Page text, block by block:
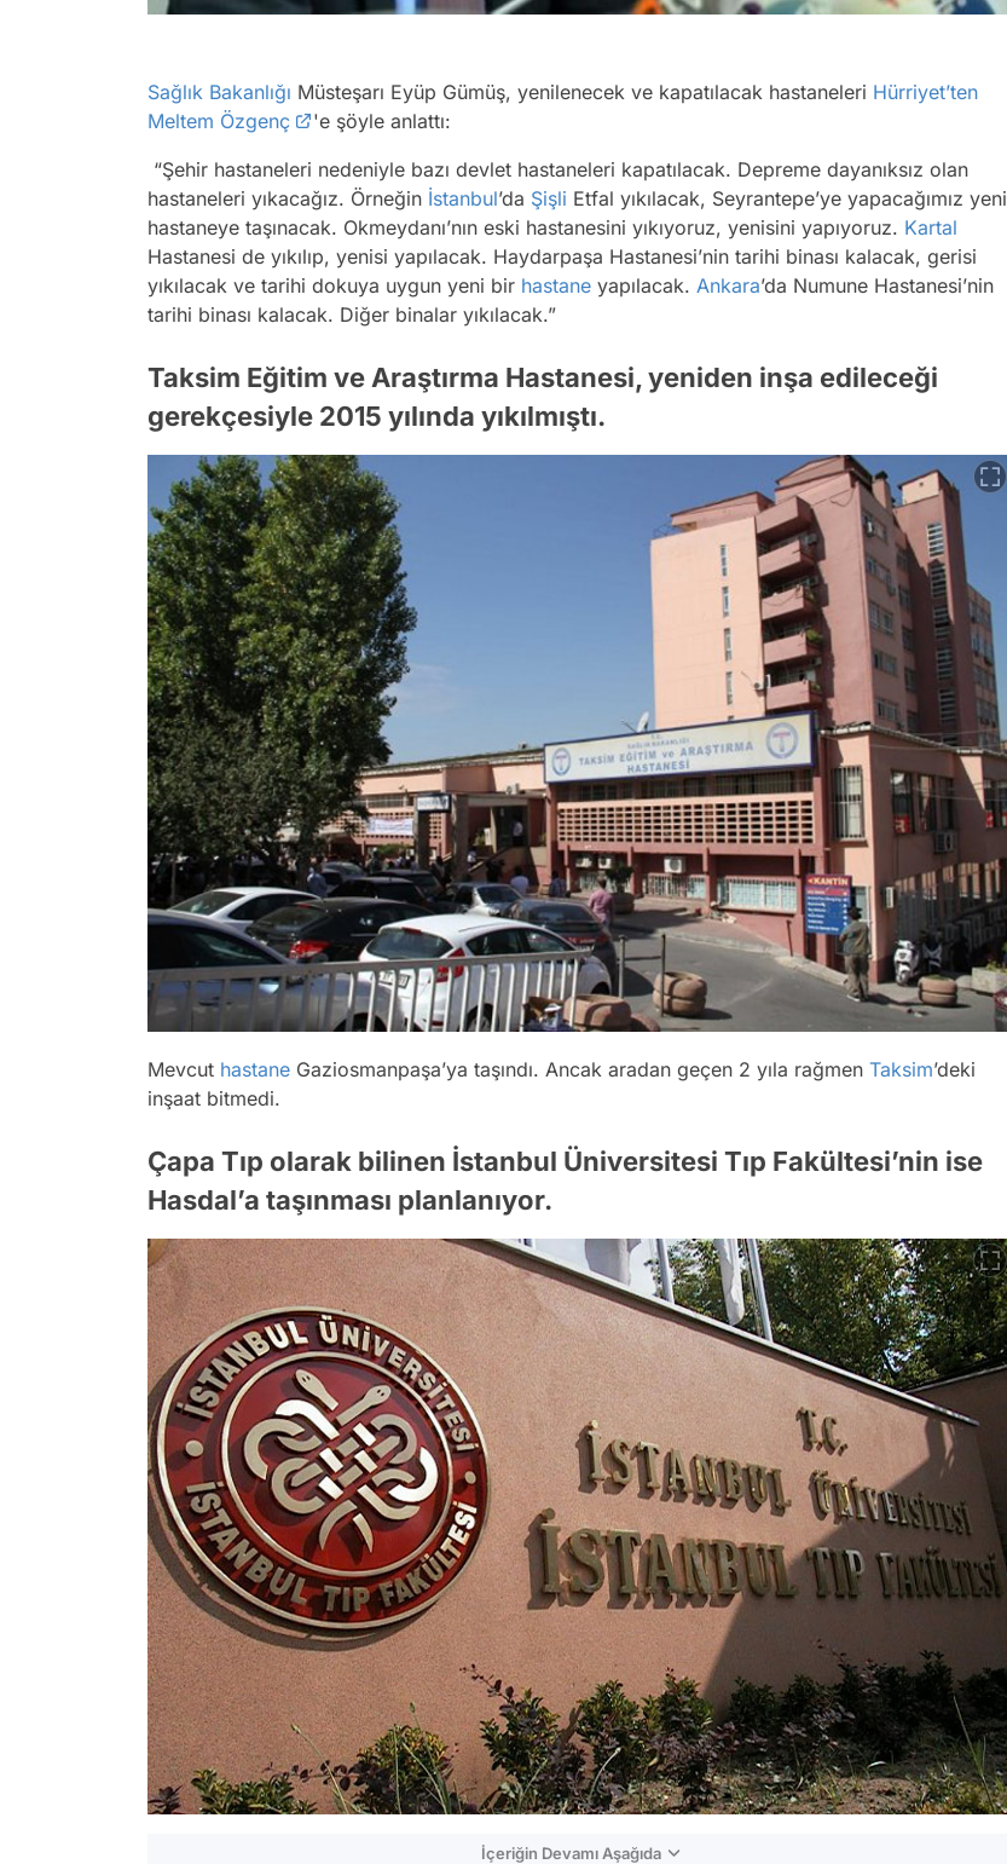
Sağlık Bakanlığı Müsteşarı Eyüp Gümüş, yenilenecek ve kapatılacak hastaneleri Hürriyet’ten
Meltem Özgenç
'e şöyle anlattı:
“Şehir hastaneleri nedeniyle bazı devlet hastaneleri kapatılacak. Depreme dayanıksız olan
hastaneleri yıkacağız. Örneğin İstanbul’da Şişli Etfal yıkılacak, Seyrantepe’ye yapacağımız yeni
hastaneye taşınacak. Okmeydanı’nın eski hastanesini yıkıyoruz, yenisini yapıyoruz. Kartal
Hastanesi de yıkılıp, yenisi yapılacak. Haydarpaşa Hastanesi’nin tarihi binası kalacak, gerisi
yıkılacak ve tarihi dokuya uygun yeni bir hastane yapılacak. Ankara’da Numune Hastanesi’nin
tarihi binası kalacak. Diğer binalar yıkılacak.”
Taksim Eğitim ve Araştırma Hastanesi, yeniden inşa edileceği
gerekçesiyle 2015 yılında yıkılmıştı.
Mevcut hastane Gaziosmanpaşa’ya taşındı. Ancak aradan geçen 2 yıla rağmen Taksim’deki
inşaat bitmedi.
Çapa Tıp olarak bilinen İstanbul Üniversitesi Tıp Fakültesi’nin ise
Hasdal’a taşınması planlanıyor.
İçeriğin Devamı Aşağıda